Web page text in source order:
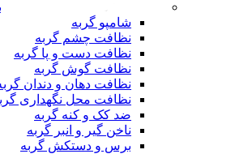
شامپو گربه
نظافت چشم گربه
نظافت دست و پا گربه
نظافت گوش گربه
نظافت دهان و دندان
نظافت محل نگهداری
ضد کک و کنه گربه
ناخن گیر و انبر گربه
برس و دستکش گربه